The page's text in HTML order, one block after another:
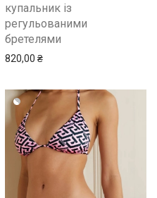
купальник із
регульованими
бретелями
820,00 ₴